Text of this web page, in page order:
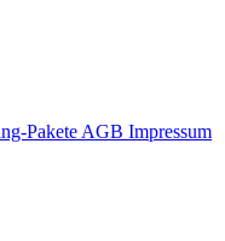
Pakete AGB Impressum